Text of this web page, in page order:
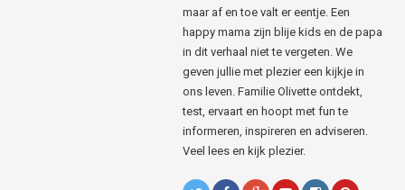
maar af en toe valt er eentje. Een
happy mama zijn blije kids en de papa
in dit verhaal niet te vergeten. We
geven jullie met plezier een kijkje in
ons leven. Familie Olivette ontdekt,
test, ervaart en hoopt met fun te
informeren, inspireren en adviseren.
Veel lees en kijk plezier.